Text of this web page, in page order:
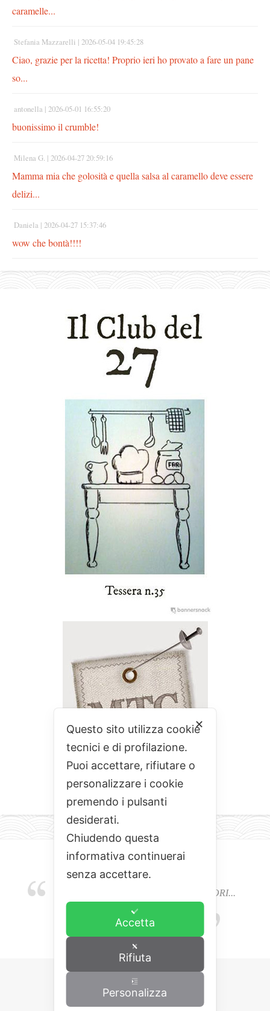
caramelle...
Stefania Mazzarelli | 2026-05-04 19:45:28
Ciao, grazie per la ricetta! Proprio ieri ho provato a fare un pane
so...
antonella | 2026-05-01 16:55:20
buonissimo il crumble!
Milena G. | 2026-04-27 20:59:16
Mamma mia che golosità e quella salsa al caramello deve essere
delizi...
Daniela | 2026-04-27 15:37:46
wow che bontà!!!!
EMOZIONI, COLORI, ODORI E SAPORI...
L'ALCHIMIA DEL BUON CIBO
Copyrights © 2015 Cominciamo da qua.
✕
Questo sito utilizza cookie
tecnici e di profilazione.
Puoi accettare, rifiutare o
personalizzare i cookie
premendo i pulsanti
desiderati.
Chiudendo questa
informativa continuerai
senza accettare.
Accetta
Rifiuta
Personalizza